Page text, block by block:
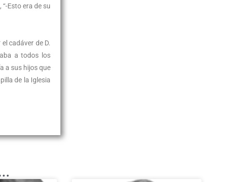
Esto era de su
cadáver de D.
a todos los
a sus hijos que
de la Iglesia